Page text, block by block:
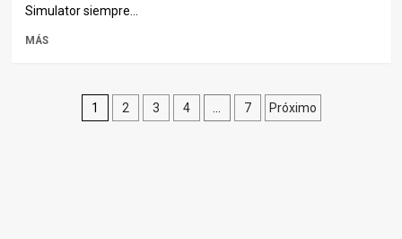
Simulator siempre...
MÁS
Paginación
1 2 3 4 … 7 Próximo